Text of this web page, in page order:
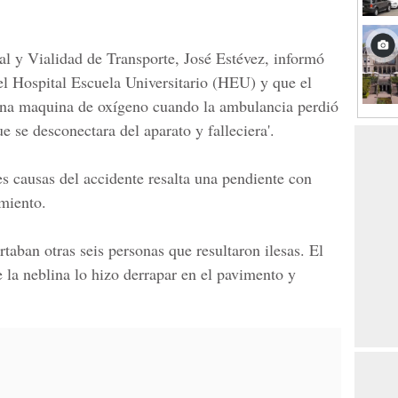
y Vialidad de Transporte, José Estévez, informó
Hospital Escuela Universitario (HEU) y que el
maquina de oxígeno cuando la ambulancia perdió
se desconectara del aparato y falleciera'.
causas del accidente resalta una pendiente con
otras seis personas que resultaron ilesas. El
la neblina lo hizo derrapar en el pavimento y